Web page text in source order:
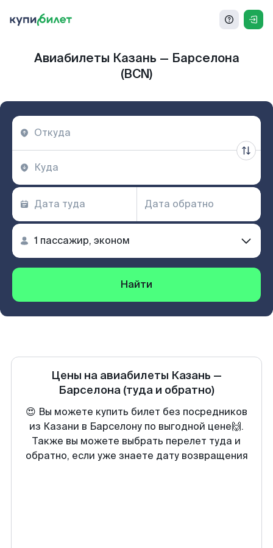
Авиабилеты Казань — Барселона
(BCN)
Найти
Цены на авиабилеты Казань —
Барселона (туда и обратно)
😍 Вы можете купить билет без посредников
из Казани в Барселону по выгодной цене🙌.
Также вы можете выбрать перелет туда и
обратно, если уже знаете дату возвращения